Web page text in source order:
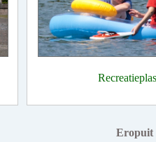
Eropuit